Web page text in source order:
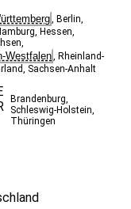
Berlin
Hessen
Westfalen Rheinland-
Sachsen-Anhalt
Brandenburg
Schleswig-Holstein
Thüringen